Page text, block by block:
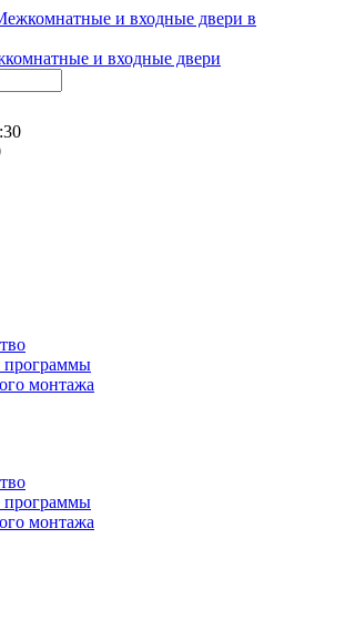
и входные двери
программы
монтажа
программы
монтажа